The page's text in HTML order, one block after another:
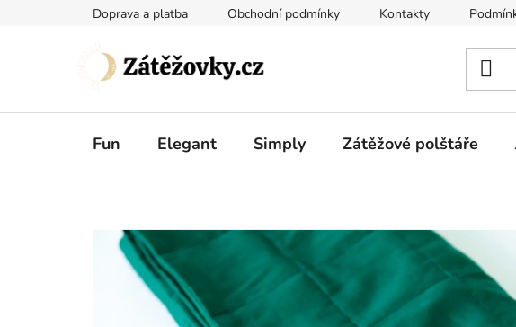
Doprava a platba Obchodní podmínky Kontakty
Fun Elegant Simply Zátěžové polštáře